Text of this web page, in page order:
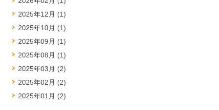
2025年12月 (1)
2025年10月 (1)
2025年09月 (1)
2025年08月 (1)
2025年03月 (2)
2025年02月 (2)
2025年01月 (2)